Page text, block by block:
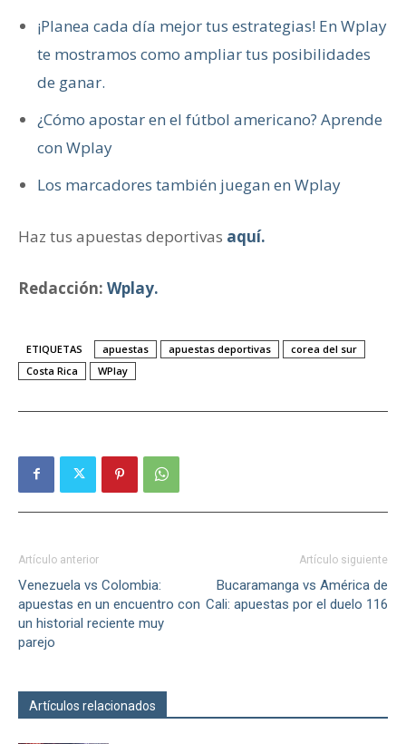
¡Planea cada día mejor tus estrategias! En Wplay
te mostramos como ampliar tus posibilidades
de ganar.
¿Cómo apostar en el fútbol americano? Aprende
con Wplay
Los marcadores también juegan en Wplay
Haz tus apuestas deportivas aquí.
Redacción: Wplay.
ETIQUETAS apuestas apuestas deportivas
corea del sur
Costa Rica
WPlay
Artículo anterior
Venezuela vs Colombia:
apuestas en un encuentro con
un historial reciente muy
parejo
Artículo siguiente
Bucaramanga vs América de
Cali: apuestas por el duelo 116
Artículos relacionados